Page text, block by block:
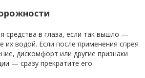
средства в глаза, если так вышло —
водой. Если после применения спрея
дискомфорт или другие признаки
— сразу прекратите его